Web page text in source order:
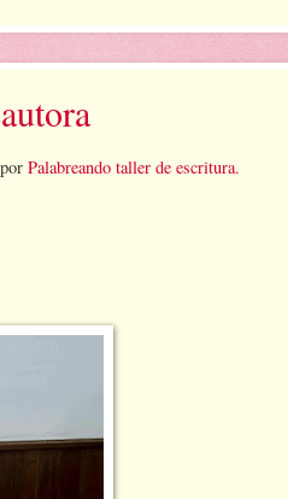
Palabreando taller de escritura.